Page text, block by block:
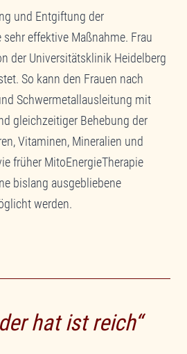
und Entgiftung der
effektive Maßnahme. Frau
der Universitätsklinik Heidelberg
So kann den Frauen nach
Schwermetallausleitung mit
gleichzeitiger Behebung der
Vitaminen, Mineralien und
früher MitoEnergieTherapie
bislang ausgebliebene
werden.
hat ist reich“